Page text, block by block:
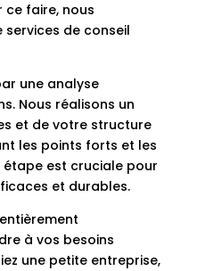
ce faire, nous
de conseil
une analyse
Nous réalisons un
et de votre structure
les points forts et les
étape est cruciale pour
et durables.
à vos besoins
une petite entreprise,